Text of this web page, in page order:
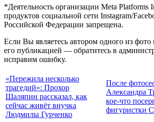
*Деятельность организации Meta Platforms
продуктов социальной сети Instagram/
Российской Федерации запрещена.
Если Вы являетесь автором одного из фото
его публикацией — обратитесь в
исправим ошибку.
«Пережила несколько
трагедий»: Прохор
Шаляпин рассказал, как
сейчас живёт внучка
Людмилы Гурченко
После
Александра
кое-что
фигуристки